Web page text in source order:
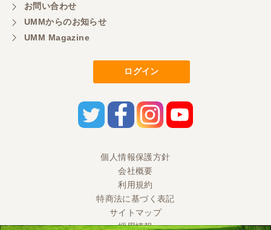
お問い合わせ
UMMからのお知らせ
UMM Magazine
ログイン
個人情報保護方針
会社概要
利用規約
特商法に基づく表記
サイトマップ
採用情報